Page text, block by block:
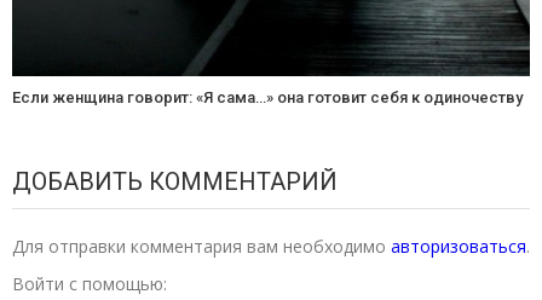
Если женщина говорит: «Я сама…» она готовит себя к одиночеству
ДОБАВИТЬ КОММЕНТАРИЙ
Для отправки комментария вам необходимо авторизоваться.
Войти с помощью: